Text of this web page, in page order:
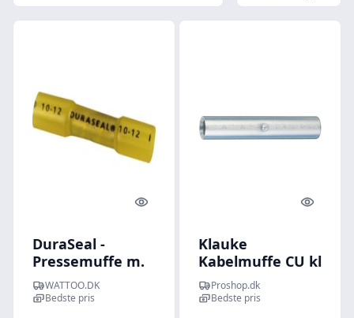
Quick look
DuraSeal -
Pressemuffe m.
krymp, 4,0 til 6,0
mm (gul) - 25 stk
WATTOO.DK
Bedste pris
Quick
Klauke
Kabelmuffe CU kl
2 kabel 120 mm2
Proshop.dk
Bedste pris